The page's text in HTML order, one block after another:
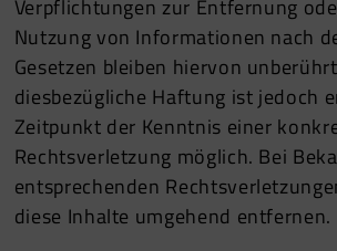
Verpflichtungen zur Entfernung
Nutzung von Informationen nach
Gesetzen bleiben hiervon
diesbezügliche Haftung ist jedoch
Zeitpunkt der Kenntnis einer
Rechtsverletzung möglich. Bei
entsprechenden
diese Inhalte umgehend entfernen.